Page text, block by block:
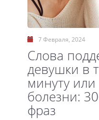
7 Февраля, 2024
Слова
девушки в
минуту
болезни:
фраз